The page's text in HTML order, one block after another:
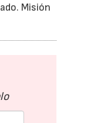
Misión